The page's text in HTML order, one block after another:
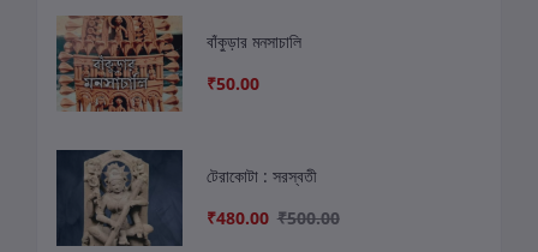
বাঁকুড়ার মনসাচালি
₹50.00
টেরাকোটা : সরস্বতী
₹480.00 ₹500.00